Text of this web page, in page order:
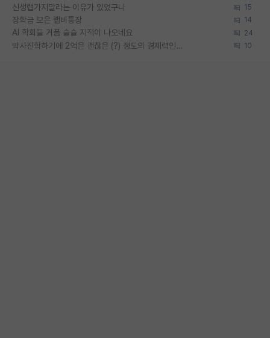
신생랩가지말라는 이유가 있었구나 15
장학금 모은 랩비통장 14
AI 학회들 거품 슬슬 지적이 나오네요 24
박사진학하기에 2억은 괜찮은 (?) 정도의 경제력인가요 10